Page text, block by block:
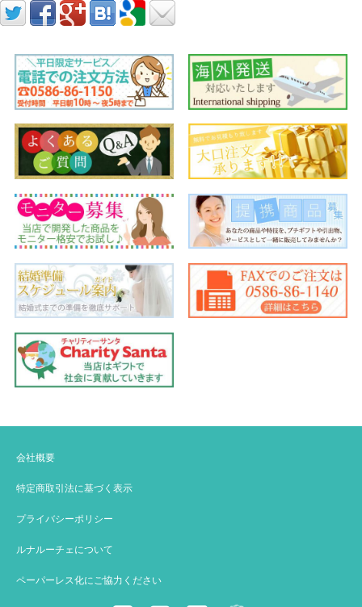
会社概要
特定商取引法に基づく表示
プライバシーポリシー
ルナルーチェについて
ペーパーレス化にご協力ください